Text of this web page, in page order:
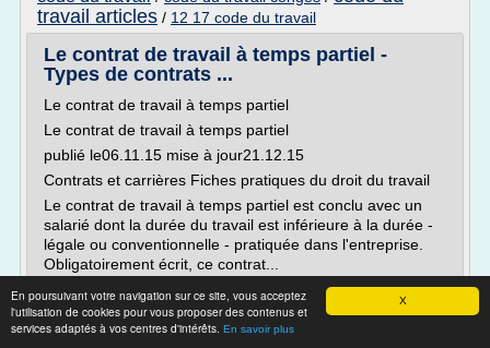
X
En poursuivant votre navigation sur ce site, vous acceptez
l'utilisation de cookies pour vous proposer des contenus et
services adaptés à vos centres d'intérêts. En savoir plus
travail articles / 12 17 code du travail
Le contrat de travail à temps partiel -
Types de contrats ...
Le contrat de travail à temps partiel
Le contrat de travail à temps partiel
publié le06.11.15 mise à jour21.12.15
Contrats et carrières Fiches pratiques du droit du travail
Le contrat de travail à temps partiel est conclu avec un
salarié dont la durée du travail est inférieure à la durée -
légale ou conventionnelle - pratiquée dans l'entreprise.
Obligatoirement écrit, ce contrat...
Lire la suite
Date:2017-04-07 23:07:20